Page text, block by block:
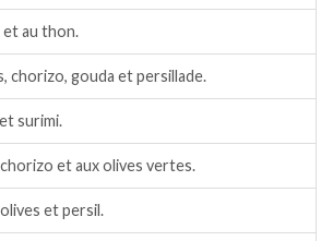
et au thon.
chorizo, gouda et persillade.
surimi.
chorizo et aux olives vertes.
et persil.